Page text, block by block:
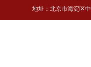
地址：北京市海淀区